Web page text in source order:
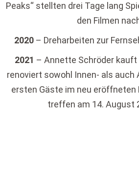
Peaks“ stellten drei Tage lang
den Filmen
2020– Dreharbeiten zur
2021 – Annette Schröder kauft
renoviert sowohl Innen- als auch
ersten Gäste im neu eröffneten
treffen am 14. August